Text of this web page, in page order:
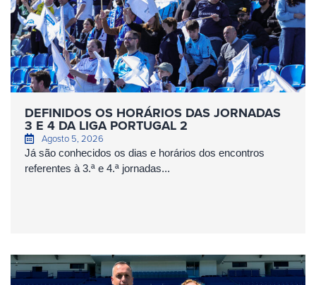
DEFINIDOS OS HORÁRIOS DAS JORNADAS
3 E 4 DA LIGA PORTUGAL 2
Agosto 5, 2026
Já são conhecidos os dias e horários dos encontros
referentes à 3.ª e 4.ª jornadas...